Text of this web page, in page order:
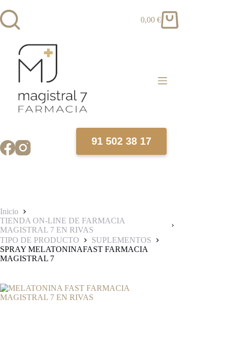
al
contenido
Carro
0,00€
91 502 38 17
Inicio
TIENDA ON-LINE DE FARMACIA
MAGISTRAL 7 EN RIVAS
TIPO DE PRODUCTO
SUPLEMENTOS
SPRAY MELATONINAFAST FARMACIA
MAGISTRAL 7